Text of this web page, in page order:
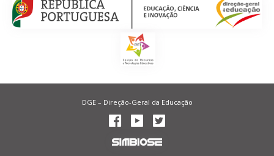
DGE – Direção-Geral da Educação